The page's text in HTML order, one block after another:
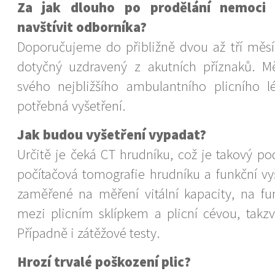
Za jak dlouho po prodělání
navštívit odborníka?
Doporučujeme do přibližně dvou až tří
dotyčný uzdravený z akutních příznaků.
svého nejbližšího ambulantního plicního
potřebná vyšetření.
Jak budou vyšetření vypadat?
Určitě je čeká CT hrudníku, což je takový
počítačová tomografie hrudníku a funkční
zaměřené na měření vitální kapacity, na
mezi plicním sklípkem a plicní cévou,
Případně i zátěžové testy.
Hrozí trvalé poškození plic?